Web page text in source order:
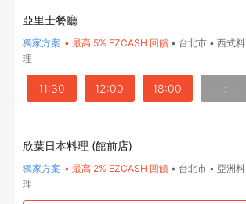
亞里士餐廳
獨家方案 •最高 5% EZCASH 回饋 • 台北市 •西式料
理
11:30 12:00 18:00 -- : --
欣葉日本料理 (館前店)
獨家方案 •最高 2% EZCASH 回饋 • 台北市 •亞洲料
理